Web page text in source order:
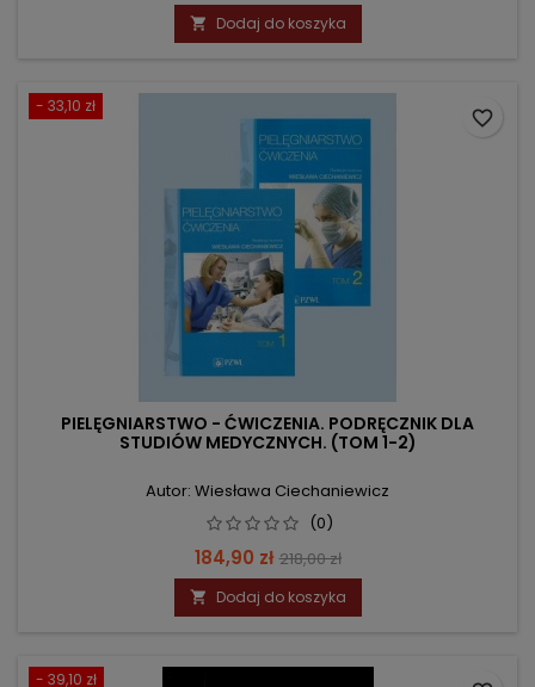
podstawowa
 Dodaj do koszyka
- 33,10 zł
PIELĘGNIARSTWO - ĆWICZENIA. PODRĘCZNIK DLA
STUDIÓW MEDYCZNYCH. (TOM 1-2)
Autor: Wiesława Ciechaniewicz
(0)
Cena
184,90 zł Cena
podstawowa
218,00 zł
 Dodaj do koszyka
favorite_border
- 39,10 zł